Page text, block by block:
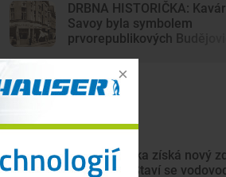
DRBNA HISTORIČKA:
Savoy byla symbolem
prvorepublikových Budějovic
Nejnovější články
Sever Písecka získá nový
pitné vody. Staví se